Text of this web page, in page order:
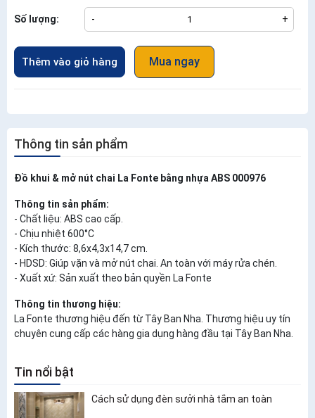
Số lượng: - +
Thêm vào giỏ hàng Mua ngay
Thông tin sản phẩm
Đồ khui & mở nút chai La Fonte bằng nhựa ABS 000976
Thông tin sản phẩm:
- Chất liệu: ABS cao cấp.
- Chịu nhiệt 600°C
- Kích thước: 8,6x4,3x14,7 cm.
- HDSD: Giúp vặn và mở nút chai. An toàn với máy rửa chén.
- Xuất xứ: Sản xuất theo bản quyền La Fonte
Thông tin thương hiệu:
La Fonte thương hiệu đến từ Tây Ban Nha. Thương hiệu uy tín
chuyên cung cấp các hàng gia dụng hàng đầu tại Tây Ban Nha.
Tin nổi bật
Cách sử dụng đèn sưởi nhà tắm an toàn